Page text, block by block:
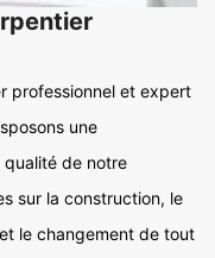
professionnel et expert
une
de notre
sur la construction, le
le changement de tout